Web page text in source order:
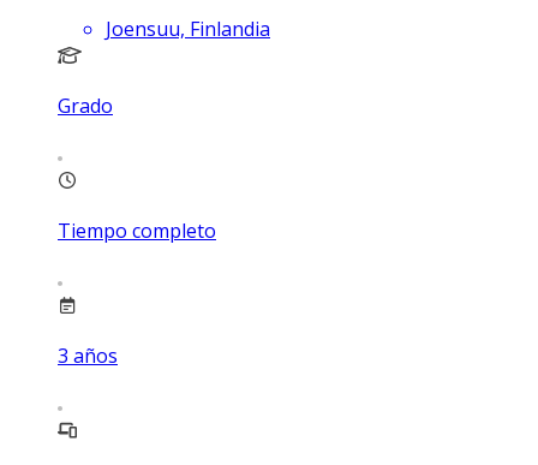
Joensuu, Finlandia
Grado
Tiempo completo
3 años